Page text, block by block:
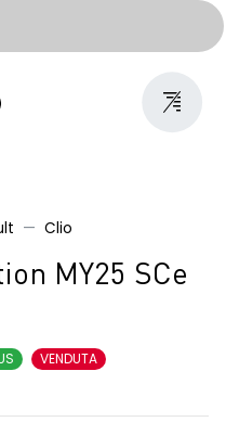
Clio
MY25 SCe
VENDUTA